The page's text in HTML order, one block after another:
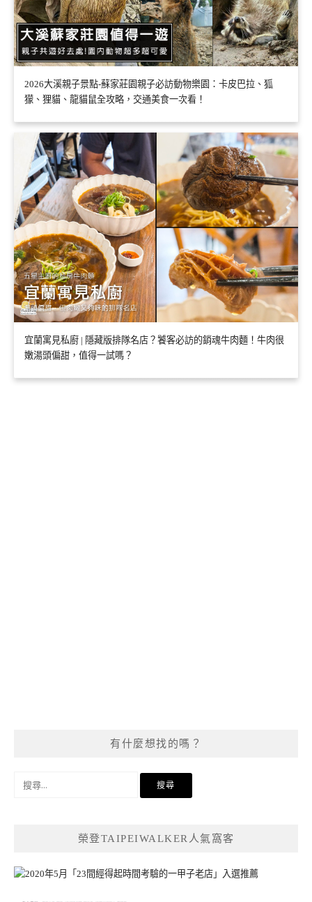
2026大溪親子景點-蘇家莊園親子必訪動物樂園：卡皮巴拉、狐
獴、狸貓、龍貓鼠全攻略，交通美食一次看！
宜蘭寓見私廚 | 隱藏版排隊名店？饕客必訪的銷魂牛肉麵！牛肉很
嫩湯頭偏甜，值得一試嗎？
有什麼想找的嗎？
榮登TAIPEIWALKER人氣窩客